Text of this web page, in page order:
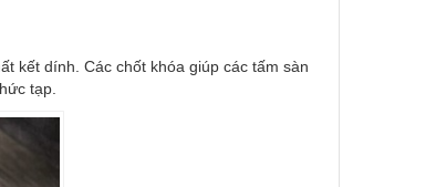
kết dính. Các chốt khóa giúp các tấm sàn
tạp.